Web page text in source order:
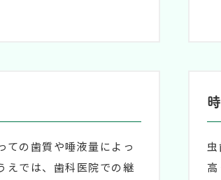
ての歯質や唾液量によっ
えでは、歯科医院での継
高